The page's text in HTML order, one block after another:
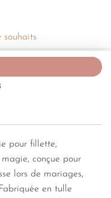
pour fillette,
conçue pour
lors de mariages,
en tulle